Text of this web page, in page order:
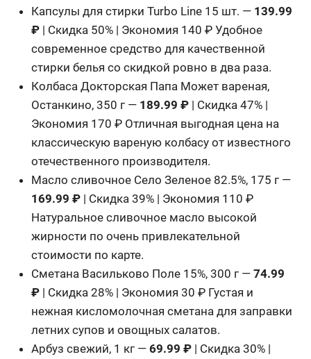
Капсулы для стирки Turbo Line 15 шт. — 139.99
₽ | Скидка 50% | Экономия 140 ₽ Удобное
современное средство для качественной
стирки белья со скидкой ровно в два раза.
Колбаса Докторская Папа Может вареная,
Останкино, 350 г — 189.99 ₽ | Скидка 47% |
Экономия 170 ₽ Отличная выгодная цена на
классическую вареную колбасу от известного
отечественного производителя.
Масло сливочное Село Зеленое 82.5%, 175 г —
169.99 ₽ | Скидка 39% | Экономия 110 ₽
Натуральное сливочное масло высокой
жирности по очень привлекательной
стоимости по карте.
Сметана Васильково Поле 15%, 300 г —74.99
₽ | Скидка 28% | Экономия 30 ₽ Густая и
нежная кисломолочная сметана для заправки
летних супов и овощных салатов.
Арбуз свежий, 1 кг —69.99 ₽ | Скидка 30% |